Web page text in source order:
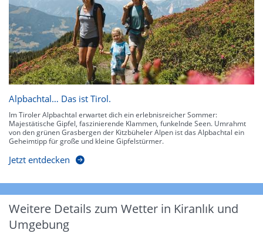
Alpbachtal… Das ist Tirol.
Im Tiroler Alpbachtal erwartet dich ein erlebnisreicher Sommer:
Majestätische Gipfel, faszinierende Klammen, funkelnde Seen. Umrahmt
von den grünen Grasbergen der Kitzbüheler Alpen ist das Alpbachtal ein
Geheimtipp für große und kleine Gipfelstürmer.
Jetzt entdecken
Weitere Details zum Wetter in Kiranlık und
Umgebung